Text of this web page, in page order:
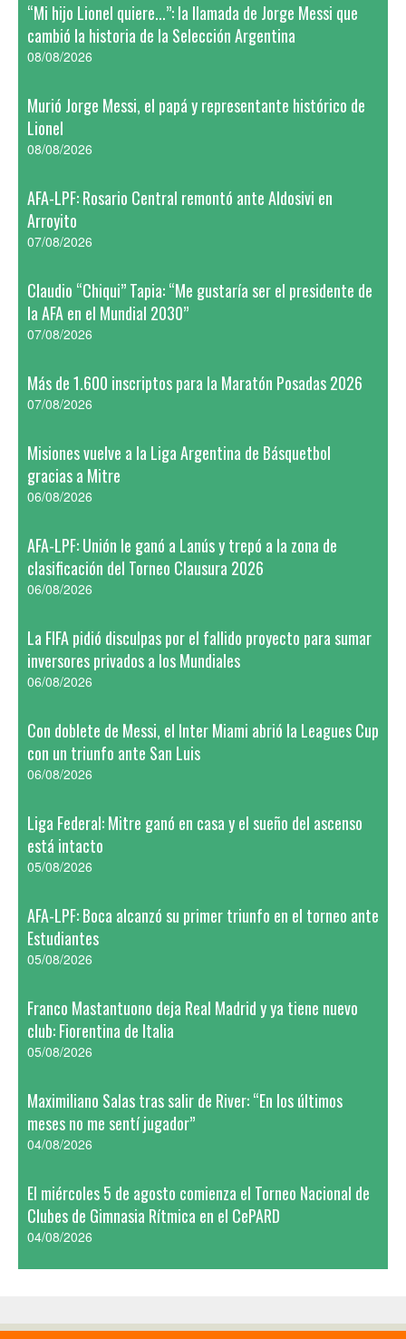
“Mi hijo Lionel quiere...”: la llamada de Jorge Messi que
cambió la historia de la Selección Argentina
08/08/2026
Murió Jorge Messi, el papá y representante histórico de
Lionel
08/08/2026
AFA-LPF: Rosario Central remontó ante Aldosivi en
Arroyito
07/08/2026
Claudio “Chiqui” Tapia: “Me gustaría ser el presidente de
la AFA en el Mundial 2030”
07/08/2026
Más de 1.600 inscriptos para la Maratón Posadas 2026
07/08/2026
Misiones vuelve a la Liga Argentina de Básquetbol
gracias a Mitre
06/08/2026
AFA-LPF: Unión le ganó a Lanús y trepó a la zona de
clasificación del Torneo Clausura 2026
06/08/2026
La FIFA pidió disculpas por el fallido proyecto para sumar
inversores privados a los Mundiales
06/08/2026
Con doblete de Messi, el Inter Miami abrió la Leagues Cup
con un triunfo ante San Luis
06/08/2026
Liga Federal: Mitre ganó en casa y el sueño del ascenso
está intacto
05/08/2026
AFA-LPF: Boca alcanzó su primer triunfo en el torneo ante
Estudiantes
05/08/2026
Franco Mastantuono deja Real Madrid y ya tiene nuevo
club: Fiorentina de Italia
05/08/2026
Maximiliano Salas tras salir de River: “En los últimos
meses no me sentí jugador”
04/08/2026
El miércoles 5 de agosto comienza el Torneo Nacional de
Clubes de Gimnasia Rítmica en el CePARD
04/08/2026